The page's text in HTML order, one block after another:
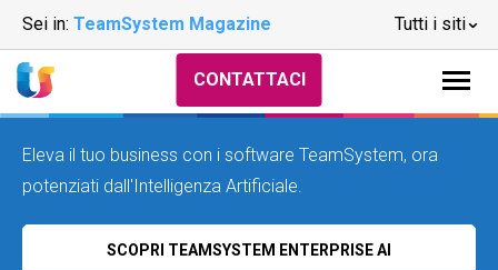
Sei in: TeamSystem Magazine Tutti i siti
CONTATTACI
Eleva il tuo business con i software TeamSystem, ora
potenziati dall'Intelligenza Artificiale.
SCOPRI TEAMSYSTEM ENTERPRISE AI